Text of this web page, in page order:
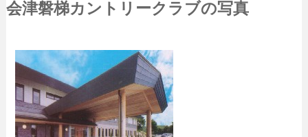
会津磐梯カントリークラブの写真